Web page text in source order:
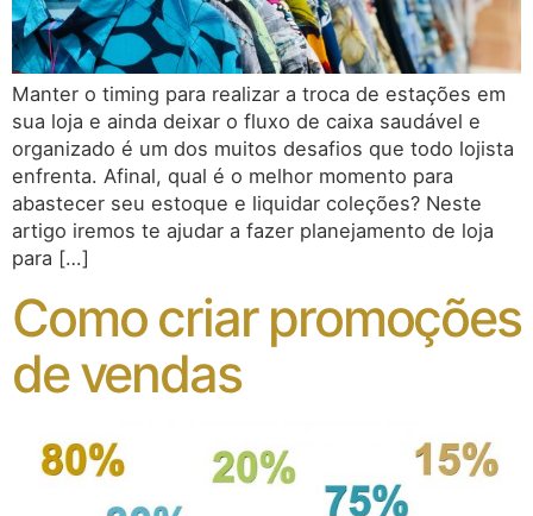
Manter o timing para realizar a troca de estações em
sua loja e ainda deixar o fluxo de caixa saudável e
organizado é um dos muitos desafios que todo lojista
enfrenta. Afinal, qual é o melhor momento para
abastecer seu estoque e liquidar coleções? Neste
artigo iremos te ajudar a fazer planejamento de loja
para […]
Como criar promoções
de vendas